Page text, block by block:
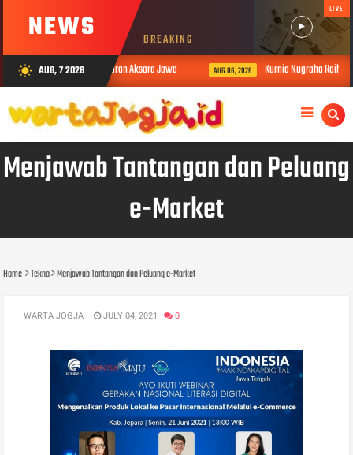
NEWS BREAKING
LIVE
wb_sunny AUG, 7 2026
dalam Pembelajaran Aksara Jawa AUG 06, 2026 Kurnia Nugraha Raih
Menjawab Tantangan dan Peluang
e-Market
Home Tekno Menjawab Tantangan dan Peluang e-Market
WARTA JOGJA JULY 04, 2021 0